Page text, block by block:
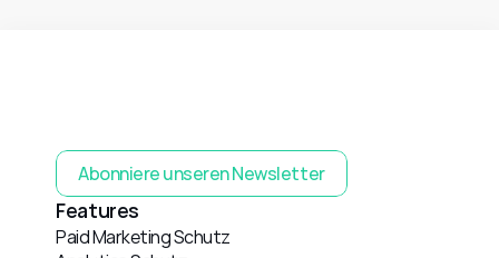
Abonniere unseren Newsletter
Features
Paid Marketing Schutz